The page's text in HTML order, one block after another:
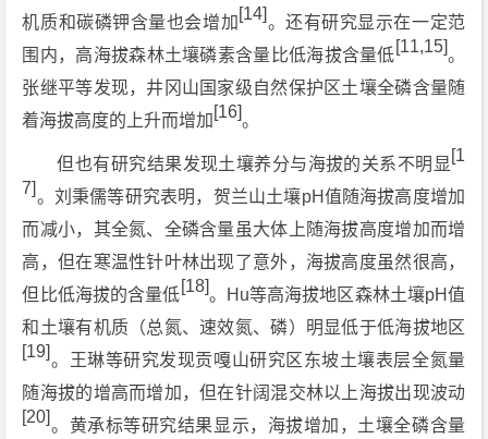
机质和碳磷钾含量也会增加 [14]。还有研究显示在一定范
围内，高海拔森林土壤磷素含量比低海拔含量低[11,15]。
张继平等发现，井冈山国家级自然保护区土壤全磷含量随
着海拔高度的上升而增加 [16]。
但也有研究结果发现土壤养分与海拔的关系不明显 [1
7]。刘秉儒等研究表明，贺兰山土壤pH值随海拔高度增加
而减小，其全氮、全磷含量虽大体上随海拔高度增加而增
高，但在寒温性针叶林出现了意外，海拔高度虽然很高，
但比低海拔的含量低[18]。Hu等高海拔地区森林土壤pH值
和土壤有机质（总氮、速效氮、磷）明显低于低海拔地区
[19]。王琳等研究发现贡嘎山研究区东坡土壤表层全氮量
随海拔的增高而增加，但在针阔混交林以上海拔出现波动
[20]。黄承标等研究结果显示，海拔增加，土壤全磷含量